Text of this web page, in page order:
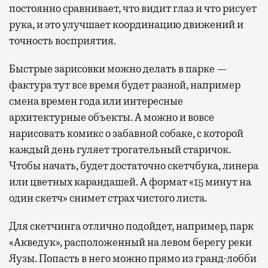
постоянно сравнивает, что видит глаз и что рисует
рука, и это улучшает координацию движений и
точность восприятия.
Быстрые зарисовки можно делать в парке —
фактура тут все время будет разной, например
смена времен года или интересные
архитектурные объекты. А можно и вовсе
нарисовать комикс о забавной собаке, с которой
каждый день гуляет трогательный старичок.
Чтобы начать, будет достаточно скетчбука, линера
или цветных карандашей. А формат «15 минут на
один скетч» снимет страх чистого листа.
Для скетчинга отлично подойдет, например, парк
«Акведук», расположенный на левом берегу реки
Яузы. Попасть в него можно прямо из гранд-лобби